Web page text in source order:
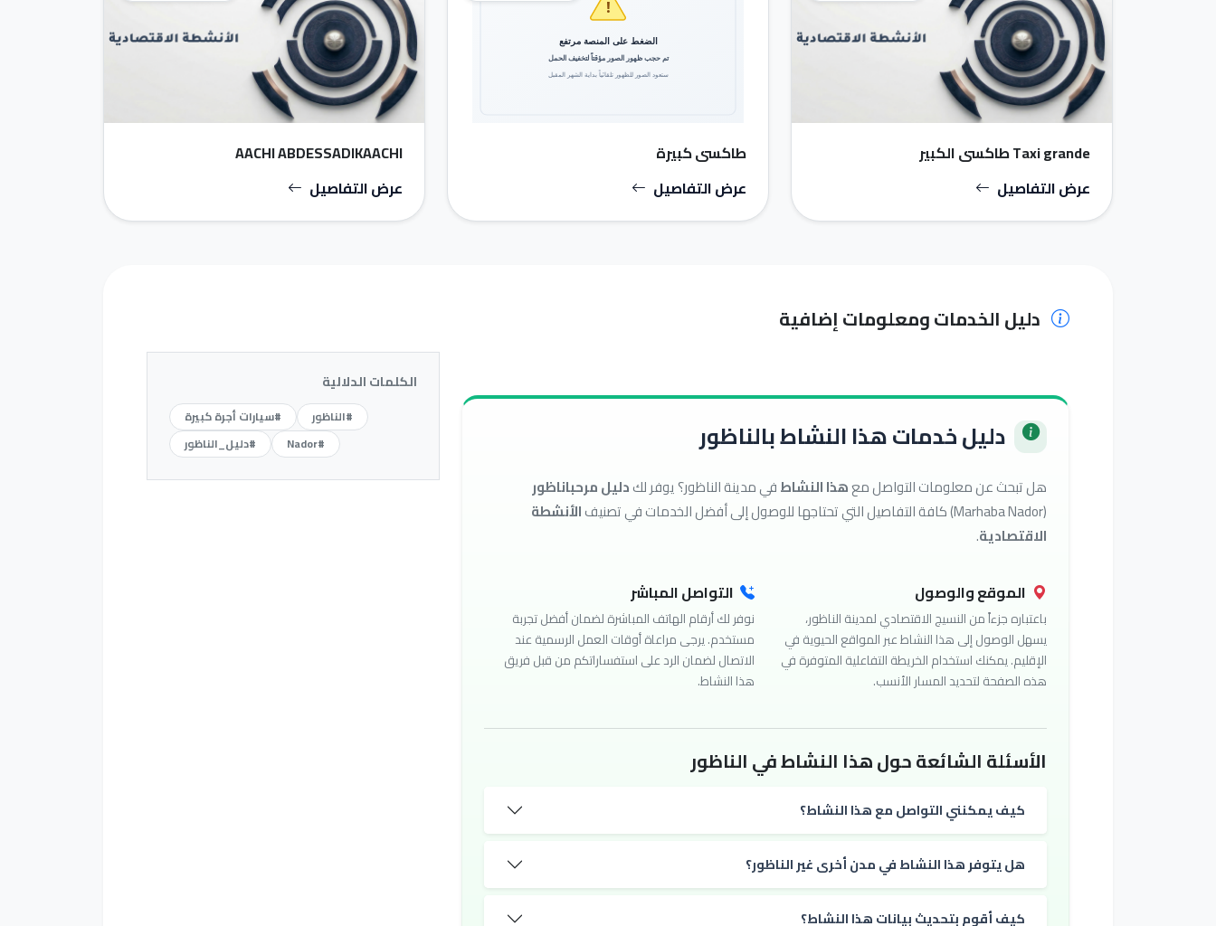
Taxi grande طاكسي الكبير
عرض التفاصيل
طاكسي كبيرة
عرض التفاصيل
AACHI ABDESSADIKAACHI
عرض التفاصيل
دليل الخدمات ومعلومات إضافية
دليل خدمات هذا النشاط بالناظور
هل تبحث عن معلومات التواصل معهذا النشاطفي مدينة الناظور؟ يوفر لكدليل مرحباناظور
(Marhaba Nador) كافة التفاصيل التي تحتاجها للوصول إلى أفضل الخدمات في تصنيف
الأنشطة
الاقتصادية.
الموقع والوصول
باعتباره جزءاً من النسيج الاقتصادي لمدينة الناظور،
يسهل الوصول إلى هذا النشاط عبر المواقع الحيوية في
الإقليم. يمكنك استخدام الخريطة التفاعلية المتوفرة في
هذه الصفحة لتحديد المسار الأنسب.
التواصل المباشر
نوفر لك أرقام الهاتف المباشرة لضمان أفضل تجربة
مستخدم. يرجى مراعاة أوقات العمل الرسمية عند
الاتصال لضمان الرد على استفساراتكم من قبل فريق
هذا النشاط.
الأسئلة الشائعة حول هذا النشاط في الناظور
كيف يمكنني التواصل مع هذا النشاط؟
هل يتوفر هذا النشاط في مدن أخرى غير الناظور؟
كيف أقوم بتحديث بيانات هذا النشاط؟
الكلمات الدلالية
#الناظور
#سيارات أجرة كبيرة
#Nador
#دليل_الناظور